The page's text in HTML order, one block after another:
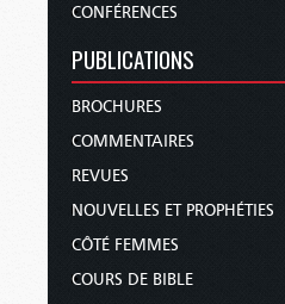
CONFÉRENCES
PUBLICATIONS
BROCHURES
COMMENTAIRES
REVUES
NOUVELLES ET PROPHÉTIES
CÔTÉ FEMMES
COURS DE BIBLE